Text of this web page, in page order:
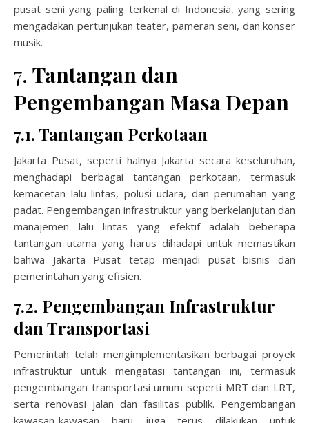
pusat seni yang paling terkenal di Indonesia, yang sering
mengadakan pertunjukan teater, pameran seni, dan konser
musik.
7. Tantangan dan
Pengembangan Masa Depan
7.1. Tantangan Perkotaan
Jakarta Pusat, seperti halnya Jakarta secara keseluruhan,
menghadapi berbagai tantangan perkotaan, termasuk
kemacetan lalu lintas, polusi udara, dan perumahan yang
padat. Pengembangan infrastruktur yang berkelanjutan dan
manajemen lalu lintas yang efektif adalah beberapa
tantangan utama yang harus dihadapi untuk memastikan
bahwa Jakarta Pusat tetap menjadi pusat bisnis dan
pemerintahan yang efisien.
7.2. Pengembangan Infrastruktur
dan Transportasi
Pemerintah telah mengimplementasikan berbagai proyek
infrastruktur untuk mengatasi tantangan ini, termasuk
pengembangan transportasi umum seperti MRT dan LRT,
serta renovasi jalan dan fasilitas publik. Pengembangan
kawasan-kawasan baru juga terus dilakukan untuk